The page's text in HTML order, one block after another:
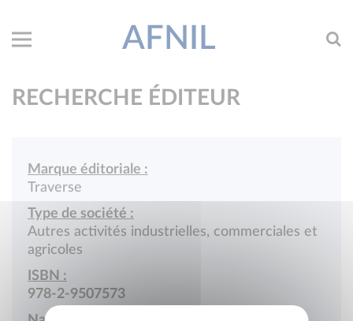
AFNIL
RECHERCHE ÉDITEUR
Marque éditoriale :
Traverse
Type de société :
Autres activités industrielles, commerciales et
agricoles
ISBN :
978-2-9507573